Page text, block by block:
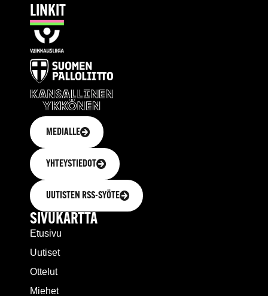
LINKIT
MEDIALLE
YHTEYSTIEDOT
UUTISTEN RSS-SYÖTE
SIVUKARTTA
Etusivu
Uutiset
Ottelut
Miehet